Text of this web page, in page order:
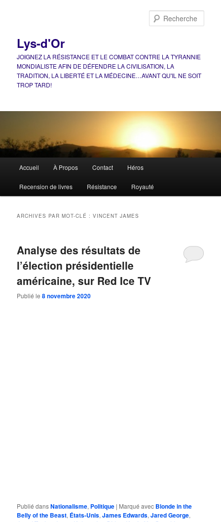
Lys-d'Or
JOIGNEZ LA RÉSISTANCE ET LE COMBAT CONTRE LA TYRANNIE
MONDIALISTE AFIN DE DÉFENDRE LA CIVILISATION, LA
TRADITION, LA LIBERTÉ ET LA MÉDECINE…AVANT QU'IL NE SOIT
TROP TARD!
principal
Accueil À Propos Contact Héros
Recension de livres Résistance Royauté
ARCHIVES PAR MOT-CLÉ :VINCENT JAMES
Analyse des résultats de
l’élection présidentielle
américaine, sur Red Ice TV
Publié le8 novembre 2020
Publié dansNationalisme, Politique | Marqué avec Blonde in the
Belly of the Beast, États-Unis,James Edwards,Jared George,